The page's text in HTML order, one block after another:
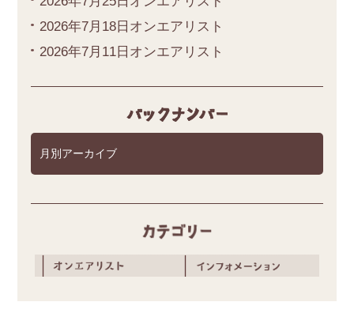
2026年7月18日オンエアリスト
2026年7月11日オンエアリスト